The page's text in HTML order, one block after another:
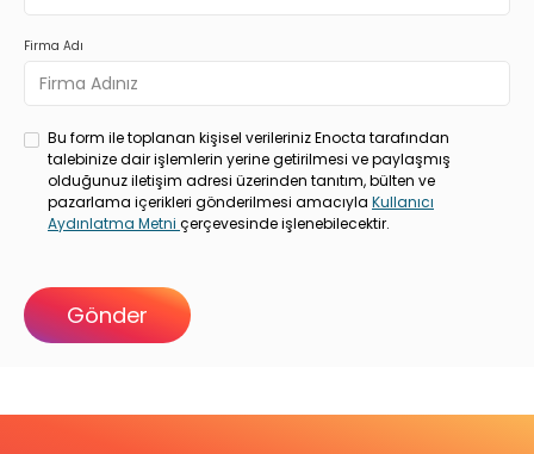
Firma Adı
Bu form ile toplanan kişisel verileriniz Enocta tarafından
talebinize dair işlemlerin yerine getirilmesi ve paylaşmış
olduğunuz iletişim adresi üzerinden tanıtım, bülten ve
pazarlama içerikleri gönderilmesi amacıyla Kullanıcı
Aydınlatma Metni çerçevesinde işlenebilecektir.